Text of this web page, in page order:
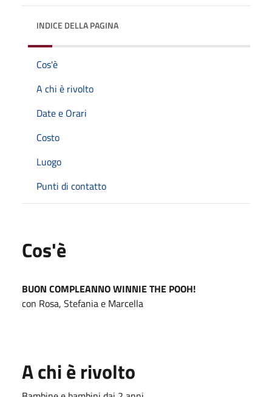
INDICE DELLA PAGINA
Cos'è
A chi è rivolto
Date e Orari
Costo
Luogo
Punti di contatto
Cos'è
BUON COMPLEANNO WINNIE THE POOH!
con Rosa, Stefania e Marcella
A chi è rivolto